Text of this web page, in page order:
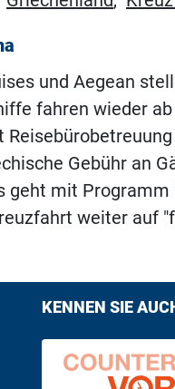
und Aegean
fahren wieder
Gebühr an
geht mit
weiter auf
KENNEN SIE